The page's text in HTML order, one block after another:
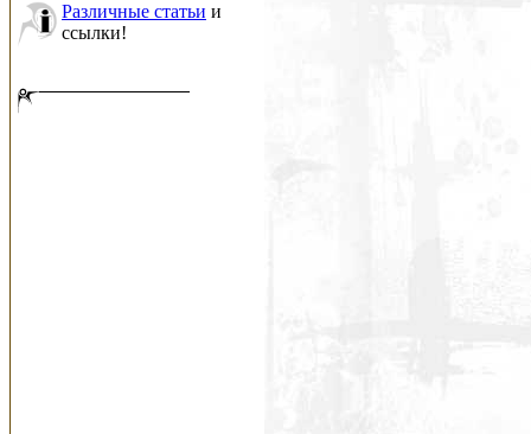
Различные статьи и
ссылки!